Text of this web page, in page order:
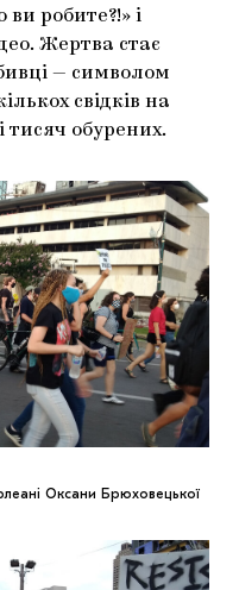
робите?!» і
Жертва стає
— символом
свідків на
тисяч обурених.
Оксани Брюховецької